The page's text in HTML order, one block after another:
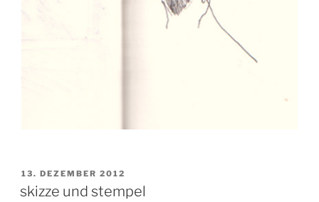
VERÖFFENTLICHT
AM
13. DEZEMBER 2012
skizze und stempel